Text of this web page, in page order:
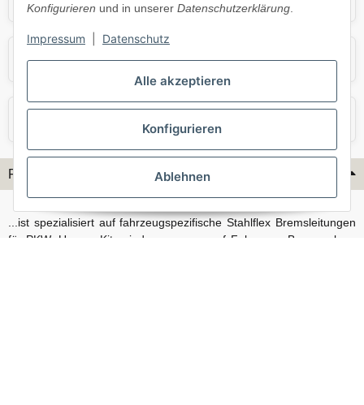
Alle akzeptieren
Konfigurieren
Ablehnen
Konfigurieren und in unserer Datenschutzerklärung.
Impressum Datenschutz
Skoda Smart
Flex-Hydraulik...
...ist spezialisiert auf fahrzeugspezifische Stahlflex Bremsleitungen
für PKW. Unsere Kits sind passgenau auf Fahrzeug, Bremsanlage